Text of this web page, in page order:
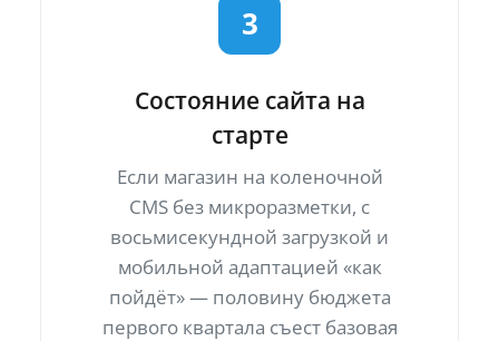
3
Состояние сайта на
старте
Если магазин на коленочной
CMS без микроразметки, с
восьмисекундной загрузкой и
мобильной адаптацией «как
пойдёт» — половину бюджета
первого квартала съест базовая